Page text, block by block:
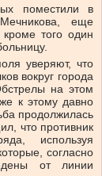
поместили в
еще
того один
уверяют, что
вокруг города
на этом
к этому давно
продолжилась
что противник
используя
согласно
от линии